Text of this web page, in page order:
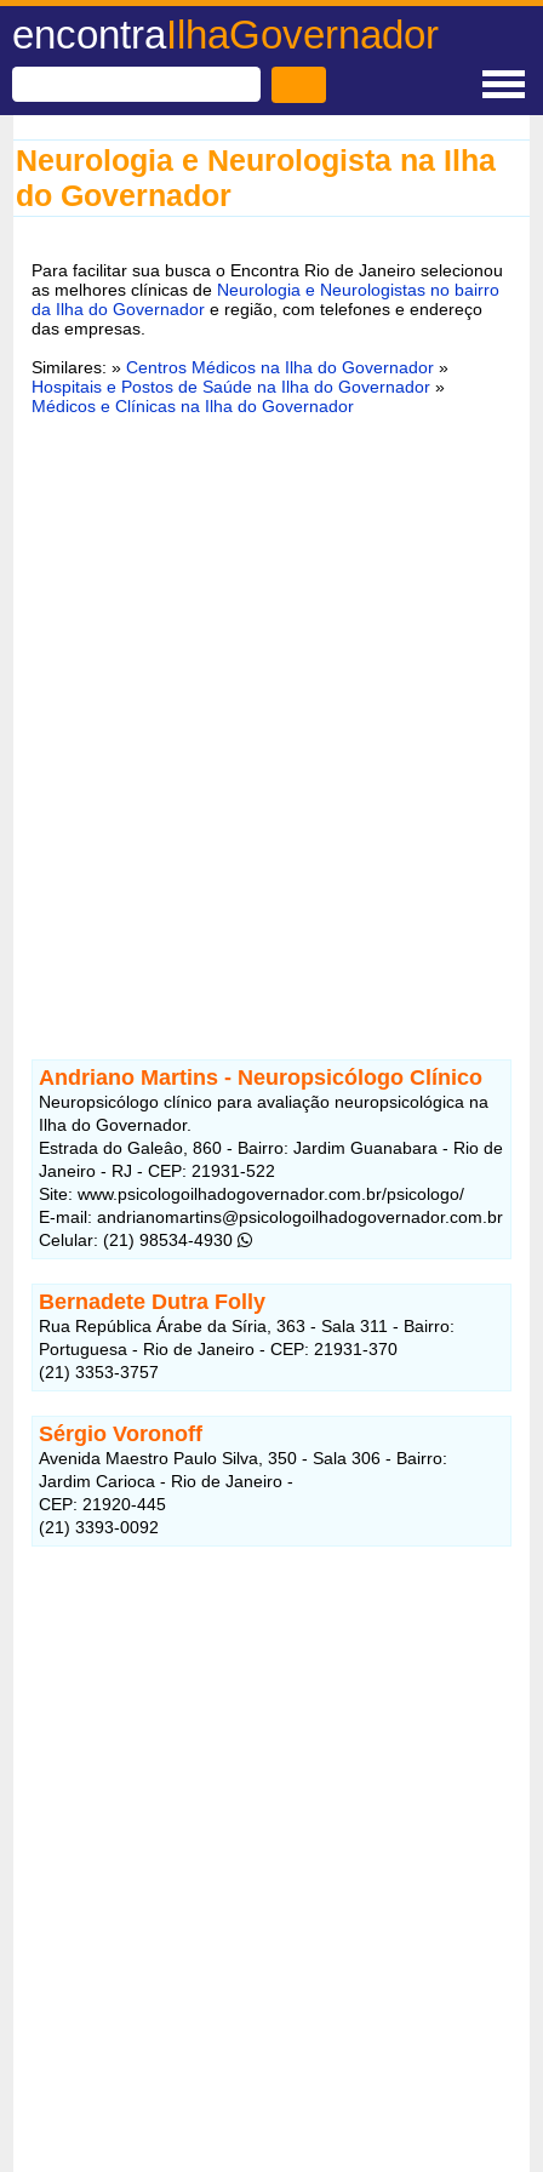
encontraIlhaGovernador
Neurologia e Neurologista na Ilha
do Governador
Para facilitar sua busca o Encontra Rio de Janeiro selecionou
as melhores clínicas de Neurologia e Neurologistas no bairro
da Ilha do Governador e região, com telefones e endereço
das empresas.
Similares: »Centros Médicos na Ilha do Governador »
Hospitais e Postos de Saúde na Ilha do Governador »
Médicos e Clínicas na Ilha do Governador
Andriano Martins - Neuropsicólogo Clínico
Neuropsicólogo clínico para avaliação neuropsicológica na
Ilha do Governador.
Estrada do Galeâo, 860 - Bairro: Jardim Guanabara - Rio de
Janeiro - RJ -CEP: 21931-522
Site: www.psicologoilhadogovernador.com.br/psicologo/
E-mail: andrianomartins@psicologoilhadogovernador.com.br
Celular: (21) 98534-4930
Bernadete Dutra Folly
Rua República Árabe da Síria, 363 - Sala 311 - Bairro:
Portuguesa - Rio de Janeiro - CEP: 21931-370
(21) 3353-3757
Sérgio Voronoff
Avenida Maestro Paulo Silva, 350 - Sala 306 - Bairro:
Jardim Carioca - Rio de Janeiro -
CEP: 21920-445
(21) 3393-0092